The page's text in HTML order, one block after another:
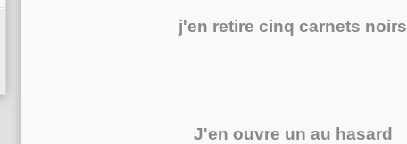
j'en retire cinq carnets noirs
J'en ouvre un au hasard